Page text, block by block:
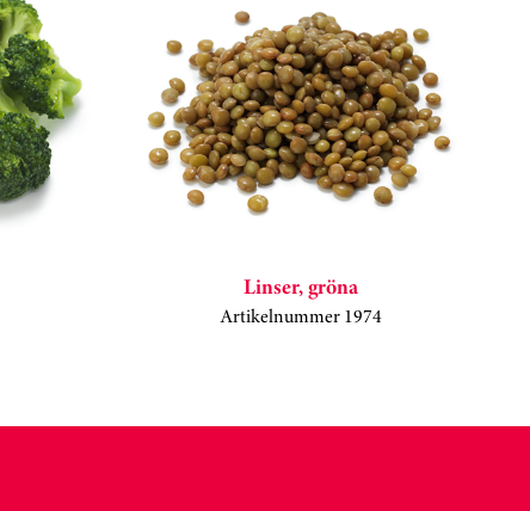
Linser, gröna
Artikelnummer 1974